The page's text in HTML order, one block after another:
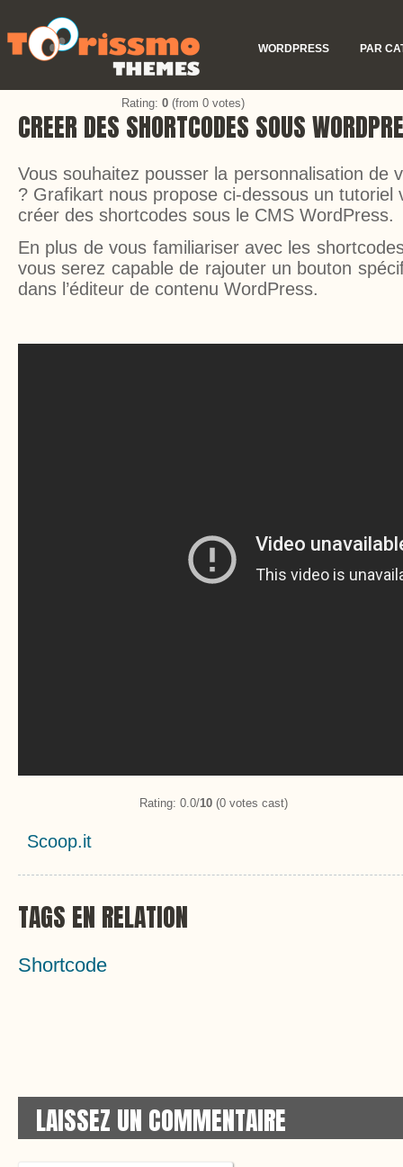
WORDPRESS PAR
CREER DES SHORTCODES SOUS
Vous souhaitez pousser la personnalisation de
? Grafikart nous propose ci-dessous un tutoriel
créer des shortcodes sous le CMS WordPress.
En plus de vous familiariser avec les
vous serez capable de rajouter un bouton
dans l’éditeur de contenu WordPress.
Rating: 0.0/10 (0 votes cast)
Rating: 0 (from 0 votes)
Scoop.it
TAGS EN RELATION
Shortcode
LAISSEZ UN COMMENTAIRE